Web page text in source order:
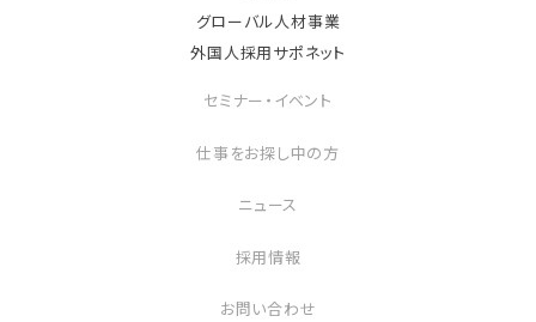
グローバル人材事業
外国人採用サポネット
セミナー・イベント
仕事をお探し中の方
ニュース
採用情報
お問い合わせ